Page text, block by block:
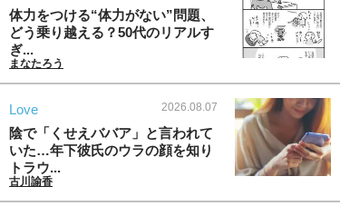
体力をつける“体力がない”問題、
どう乗り越える？50代のリアルす
ぎ...
まなたろう
Love 2026.08.07
陰で「くせえババア」と言われて
いた…年下彼氏のウラの顔を知り
トラウ...
古川諭香